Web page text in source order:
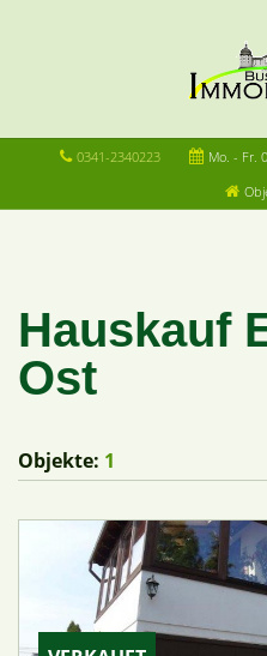
0341-2340223 Mo. - Fr.
Hauskauf
Ost
Objekte: 1